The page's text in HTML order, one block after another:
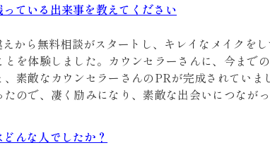
ている出来事を教えてください
から無料相談がスタートし、キレイなメイクをし
とを体験しました。カウンセラーさんに、今まで
、素敵なカウンセラーさんのPRが完成されていま
ので、凄く励みになり、素敵な出会いにつながっ
んな人でしたか？